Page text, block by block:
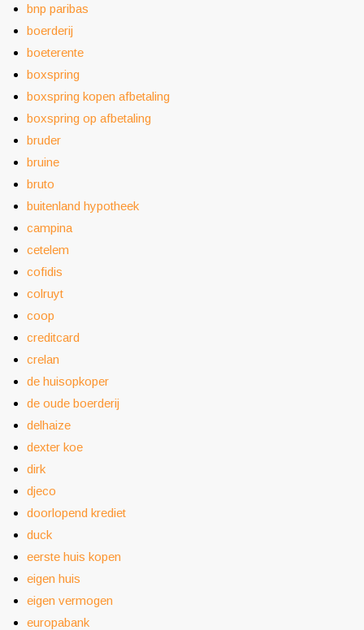
bnp paribas
boerderij
boeterente
boxspring
boxspring kopen afbetaling
boxspring op afbetaling
bruder
bruine
bruto
buitenland hypotheek
campina
cetelem
cofidis
colruyt
coop
creditcard
crelan
de huisopkoper
de oude boerderij
delhaize
dexter koe
dirk
djeco
doorlopend krediet
duck
eerste huis kopen
eigen huis
eigen vermogen
europabank